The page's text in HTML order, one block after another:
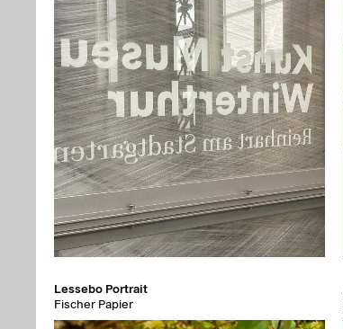
Lessebo Portrait
Fischer Papier